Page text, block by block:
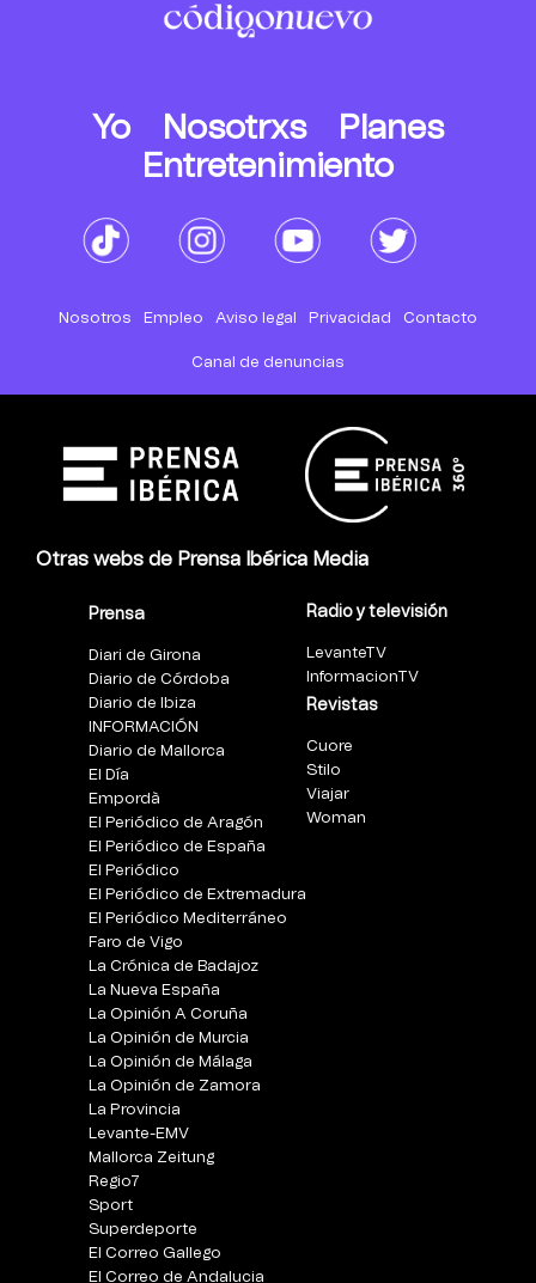
Yo Nosotrxs
Planes
Entretenimiento
Nosotros Empleo Aviso legal Privacidad Contacto
Canal de denuncias
Otras webs de Prensa Ibérica Media
Prensa
Diari de Girona
Diario de Córdoba
Diario de Ibiza
INFORMACIÓN
Diario de Mallorca
El Día
Empordà
El Periódico de Aragón
El Periódico de España
El Periódico
El Periódico de Extremadura
El Periódico Mediterráneo
Faro de Vigo
La Crónica de Badajoz
La Nueva España
La Opinión A Coruña
La Opinión de Murcia
La Opinión de Málaga
La Opinión de Zamora
La Provincia
Levante-EMV
Mallorca Zeitung
Regio7
Sport
Superdeporte
El Correo Gallego
El Correo de Andalucia
Radio y televisión
LevanteTV
InformacionTV
Revistas
Cuore
Stilo
Viajar
Woman